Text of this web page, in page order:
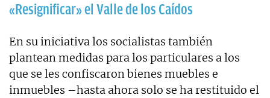
«Resignificar» el Valle de los Caídos
En su iniciativa los socialistas también
plantean medidas para los particulares a los
que se les confiscaron bienes muebles e
inmuebles –hasta ahora solo se ha restituido el